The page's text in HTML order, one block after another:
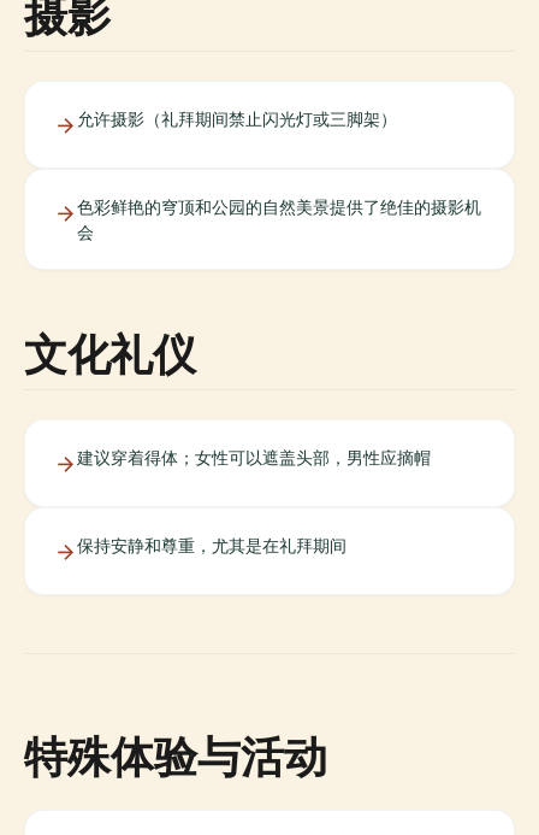
摄影
允许摄影（礼拜期间禁止闪光灯或三脚架）
色彩鲜艳的穹顶和公园的自然美景提供了绝佳的摄影机
会
文化礼仪
建议穿着得体；女性可以遮盖头部，男性应摘帽
保持安静和尊重，尤其是在礼拜期间
特殊体验与活动